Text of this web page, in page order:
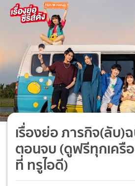
เรื่องย่อ ภารกิจ(ลับ
ตอนจบ (ดูฟรีทุกเครื
ที่ ทรูไอดี)